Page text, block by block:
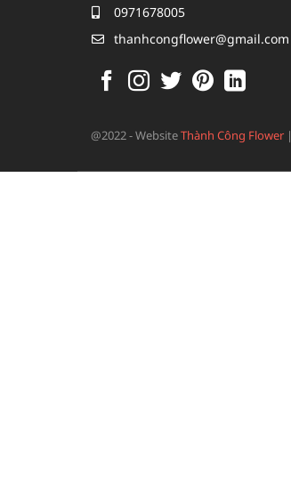
0971678005
thanhcongflower@gmail.com
@2022 - WebsiteThành Công Flower |